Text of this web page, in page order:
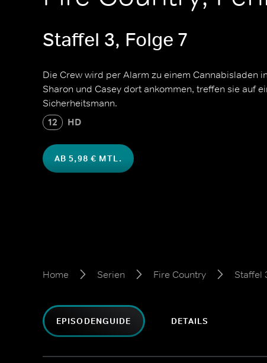
Staffel 3, Folge 7
Die Crew wird per Alarm zu einem Cannabisladen
Sharon und Casey dort ankommen, treffen sie auf
Sicherheitsmann.
12 HD
AB 5,98 € MTL.
Home Serien Fire Country Staffel
EPISODENGUIDE DETAILS